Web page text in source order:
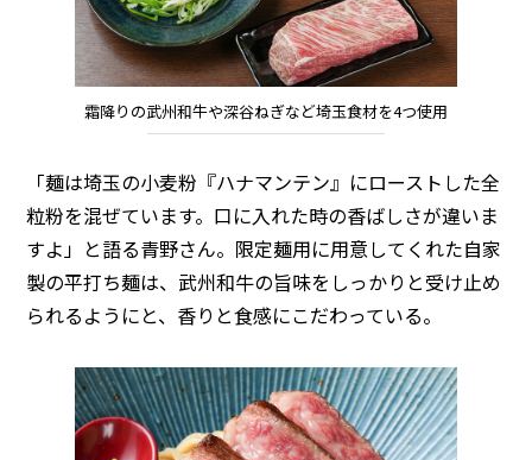
霜降りの武州和牛や深谷ねぎなど埼玉食材を4つ使用
「麺は埼玉の小麦粉『ハナマンテン』にローストした全
粒粉を混ぜています。口に入れた時の香ばしさが違いま
すよ」と語る青野さん。限定麺用に用意してくれた自家
製の平打ち麺は、武州和牛の旨味をしっかりと受け止め
られるようにと、香りと食感にこだわっている。